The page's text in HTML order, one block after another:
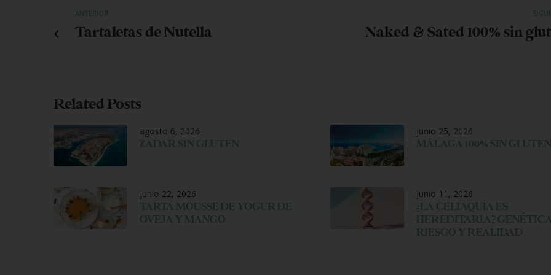
ANTERIOR
Tartaletas de Nutella Naked & Sated 100% sin
Related Posts
agosto 6, 2026
ZADAR SIN GLUTEN
junio 25, 2026
MÁLAGA 100% SIN GLUTEN
junio 22, 2026
TARTA MOUSSE DE YOGUR DE
OVEJA Y MANGO
junio 11, 2026
¿LA CELIAQUÍA ES
HEREDITARIA?
RIESGO Y REALIDAD